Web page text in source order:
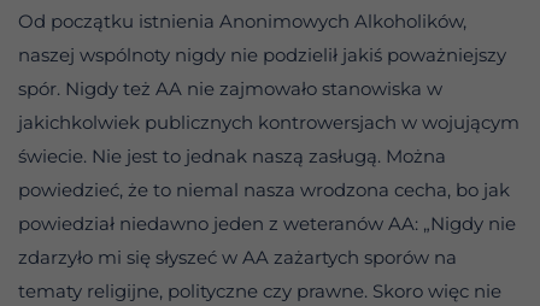
Od początku istnienia Anonimowych Alkoholików,
naszej wspólnoty nigdy nie podzielił jakiś poważniejszy
spór. Nigdy też AA nie zajmowało stanowiska w
jakichkolwiek publicznych kontrowersjach w wojującym
świecie. Nie jest to jednak naszą zasługą. Można
powiedzieć, że to niemal nasza wrodzona cecha, bo jak
powiedział niedawno jeden z weteranów AA: „Nigdy nie
zdarzyło mi się słyszeć w AA zażartych sporów na
tematy religijne, polityczne czy prawne. Skoro więc nie